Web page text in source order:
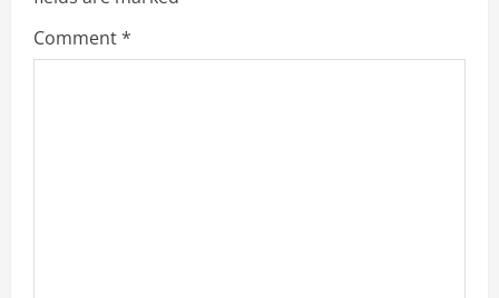
R
e
Comment*